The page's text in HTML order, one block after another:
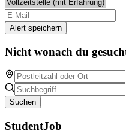
Alert speichern
Nicht wonach du
Suchen
StudentJob